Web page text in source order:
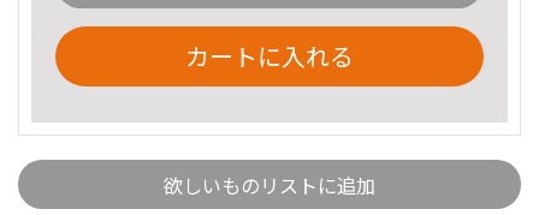
カートに入れる
欲しいものリストに追加